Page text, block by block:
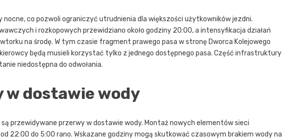
nocne, co pozwoli ograniczyć utrudnienia dla większości użytkowników jezdni.
i rozkopowych przewidziano około godziny 20:00, a intensyfikacja działań
na środę. W tym czasie fragment prawego pasa w stronę Dworca Kolejowego
będą musieli korzystać tylko z jednego dostępnego pasa. Część infrastruktury
niedostępna do odwołania.
w dostawie wody
przewidywane przerwy w dostawie wody. Montaż nowych elementów sieci
22:00 do 5:00 rano. Wskazane godziny mogą skutkować czasowym brakiem wody na